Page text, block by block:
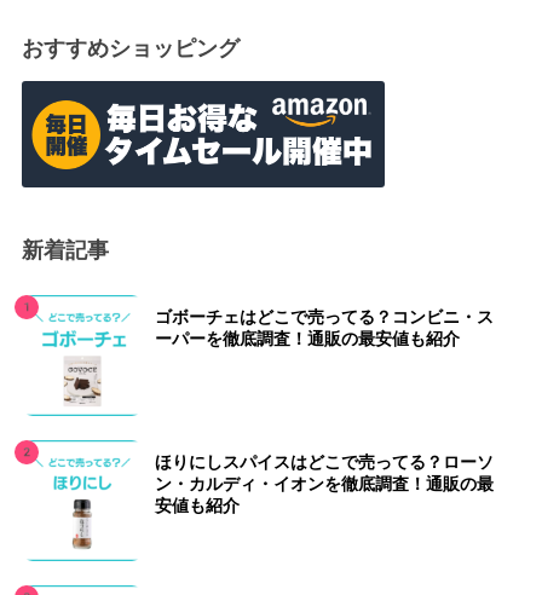
おすすめショッピング
新着記事
ゴボーチェはどこで売ってる？コンビニ・ス
ーパーを徹底調査！通販の最安値も紹介
ほりにしスパイスはどこで売ってる？ローソ
ン・カルディ・イオンを徹底調査！通販の最
安値も紹介